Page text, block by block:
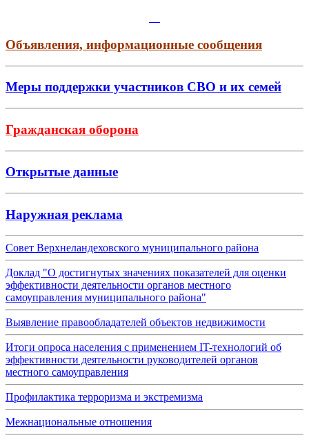
Объявления, информационные сообщения
Меры поддержки участников СВО и их семей
Гражданская оборона
Открытые данные
Наружная реклама
Совет Верхнеландеховского муниципального района
Доклад "О достигнутых значениях показателей для оценки
эффективности деятельности органов местного
самоуправления муниципального района"
Выявление правообладателей объектов недвижимости
Итоги опроса населения с применением IT-технологий об
эффективности деятельности руководителей органов
местного самоуправления
Профилактика терроризма и экстремизма
Межнациональные отношения